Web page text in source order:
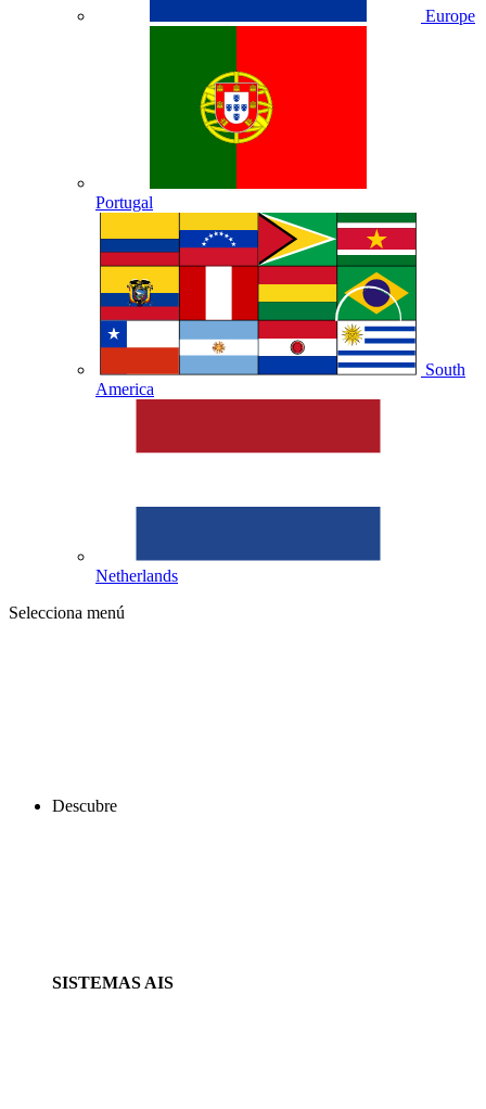
Europe
Portugal
South
America
Netherlands
Selecciona menú
Descubre
SISTEMAS AIS